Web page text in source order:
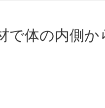
で体の内側か